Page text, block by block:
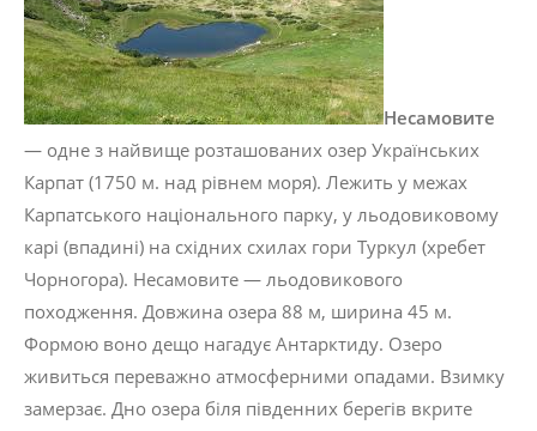
Несамовите
— одне з найвище розташованих озер Українських
Карпат (1750 м. над рівнем моря). Лежить у межах
Карпатського національного парку, у льодовиковому
карі (впадині) на східних схилах гори Туркул (хребет
Чорногора). Несамовите — льодовикового
походження. Довжина озера 88 м, ширина 45 м.
Формою воно дещо нагадує Антарктиду. Озеро
живиться переважно атмосферними опадами. Взимку
замерзає. Дно озера біля південних берегів вкрите